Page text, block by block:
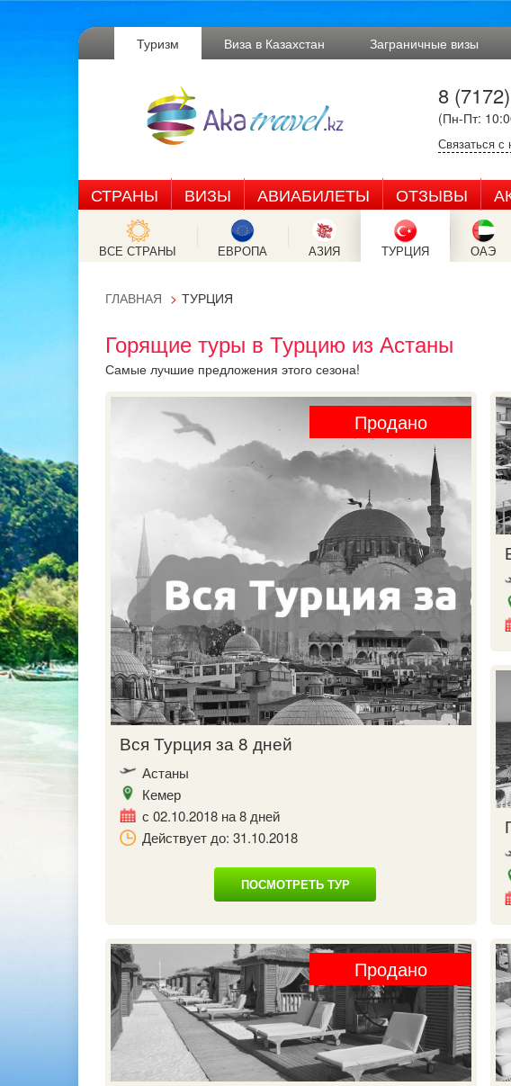
Туризм Виза в Казахстан Заграничные визы
8
(Пн-Пт:
Связаться с
СТРАНЫ ВИЗЫ АВИАБИЛЕТЫ ОТЗЫВЫ
ВСЕ СТРАНЫ ЕВРОПА АЗИЯ ТУРЦИЯ ОАЭ
ГЛАВНАЯ ТУРЦИЯ
Горящие туры в Турцию из Астаны
Самые лучшие предложения этого сезона!
Продано
Вся Турция за 8 дней
Астаны
Кемер
с 02.10.2018 на 8 дней
Действует до: 31.10.2018
ПОСМОТРЕТЬ ТУР
Продано